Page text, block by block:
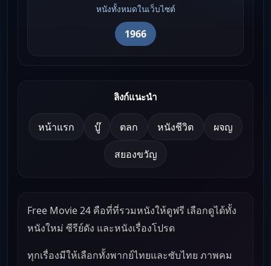
หนังทั้งหมดในเว็บไซต์
1966
ลิงก์แนะนำ
หน้าแรก บู๊ ตลก หนังชีวิต ผจญ
สยองขวัญ
Free Movie 24 คือที่ที่รวมหนังให้ดูฟรี เลือกดูได้ทั้ง
หนังใหม่ ซีรีย์ดัง และหนังเรื่องโปรด
ทุกเรื่องมีให้เลือกทั้งพากย์ไทยและซับไทย ภาพคม